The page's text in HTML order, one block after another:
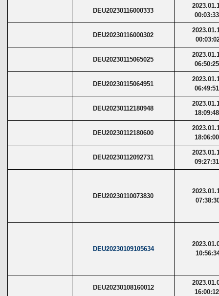
DEU20230116000333
DEU20230116000302
DEU20230115065025
DEU20230115064951
DEU20230112180948
DEU20230112180600
DEU20230112092731
DEU20230110073830
DEU20230109105634
DEU20230108160012